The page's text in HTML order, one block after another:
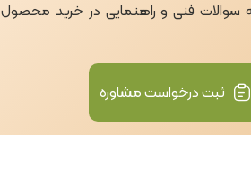
سوالات فنی و راهنمایی در خرید محصول
ثبت درخواست مشاوره